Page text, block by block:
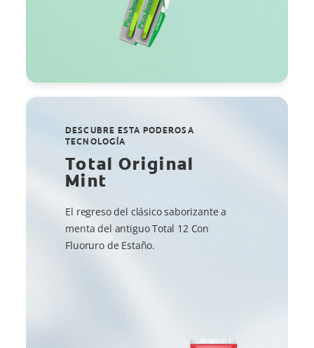
DESCUBRE ESTA PODEROSA
TECNOLOGÍA
Total Original
Mint
El regreso del clásico saborizante a
menta del antiguo Total 12 Con
Fluoruro de Estaño.